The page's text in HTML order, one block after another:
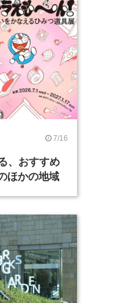
7/16
、おすすめ
ほかの地域